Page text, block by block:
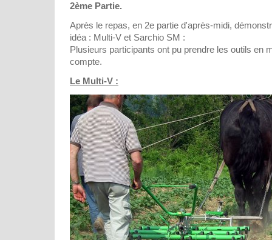
2ème Partie.
Après le repas, en 2e partie d'après-midi,
idéa : Multi-V et Sarchio SM :
Plusieurs participants ont pu prendre les outils en
compte.
Le Multi-V :